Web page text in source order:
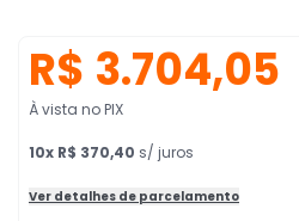
R$ 3.704,05
À vista no PIX
10x R$ 370,40 s/ juros
Ver detalhes de parcelamento